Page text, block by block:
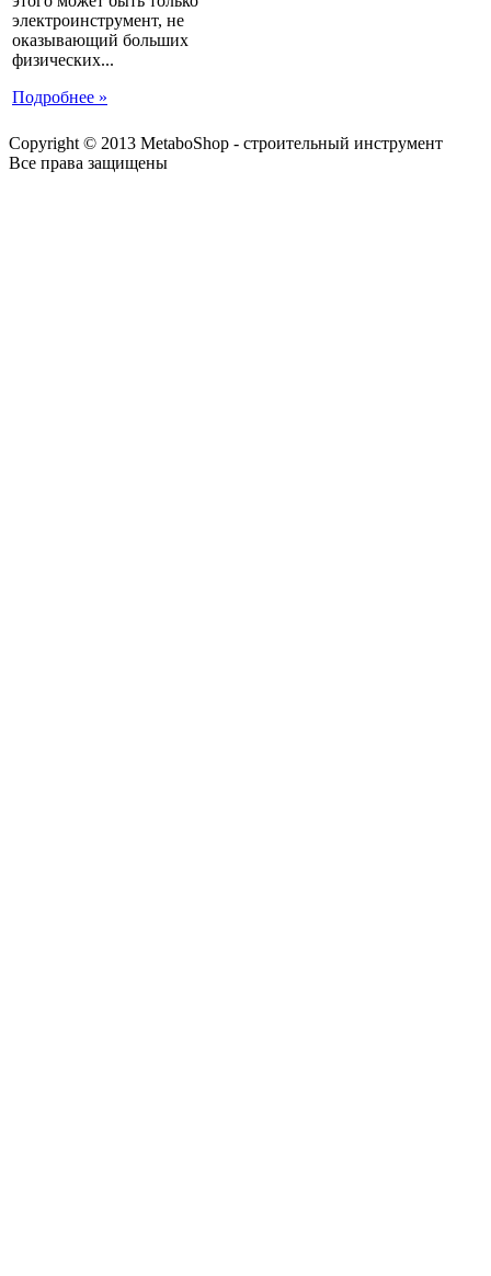
электроинструмент, не
оказывающий больших
физических...
Подробнее »
Copyright © 2013 MetaboShop - строительный инструмент
Все права защищены